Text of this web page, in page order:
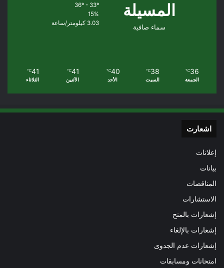
المسيلة
سماء صافية
36º - 33º
15%
3.03 كيلومتر/ساعة
36
℃
الجمعة
38
℃
السبت
40
℃
الأحد
41
℃
الأثنين
41
℃
الثلاثاء
اشعارت
إعلانات
بيانات
المناقصات
الاستشارات
إشعارات بالمنح
إشعارات بالإلغاء
إشعارات عدم الجدوى
امتحانات ومسابقات